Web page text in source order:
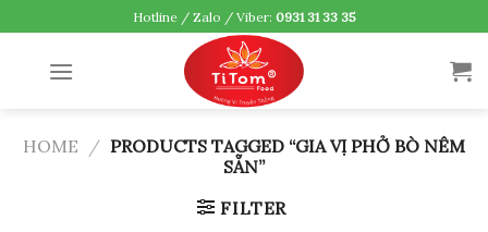
to
content
Hotline / Zalo / Viber: 0931 31 33 35
HOME / PRODUCTS TAGGED “GIA VỊ PHỞ BÒ NÊM
SẴN”
FILTER